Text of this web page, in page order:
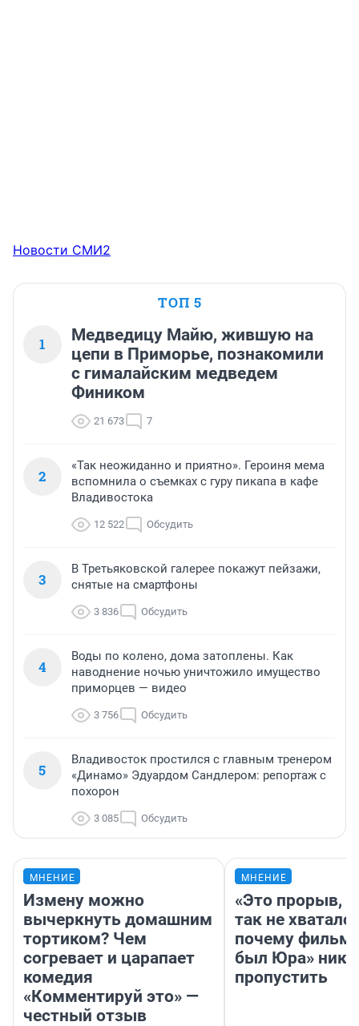
Новости СМИ2
ТОП 5
1
Медведицу Майю, жившую на
цепи в Приморье, познакомили
с гималайским медведем
Фиником
21 673 7
2
«Так неожиданно и приятно». Героиня мема
вспомнила о съемках с гуру пикапа в кафе
Владивостока
12 522 Обсудить
3
В Третьяковской галерее покажут пейзажи,
снятые на смартфоны
3 836 Обсудить
4
Воды по колено, дома затоплены. Как
наводнение ночью уничтожило имущество
приморцев — видео
3 756 Обсудить
5
Владивосток простился с главным тренером
«Динамо» Эдуардом Сандлером: репортаж с
похорон
3 085 Обсудить
МНЕНИЕ
Измену можно
вычеркнуть домашним
тортиком? Чем
согревает и царапает
комедия
«Комментируй это» —
честный отзыв
МНЕНИЕ
«Это прорыв,
так не
почему фильм
был Юра»
пропустить